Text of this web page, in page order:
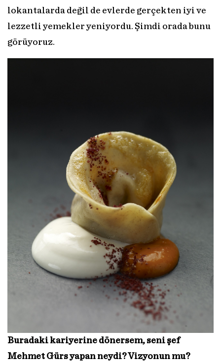
lokantalarda değil de evlerde gerçekten iyi ve
lezzetli yemekler yeniyordu. Şimdi orada bunu
görüyoruz.
Buradaki kariyerine dönersem, seni şef
Mehmet Gürs yapan neydi? Vizyonun mu?